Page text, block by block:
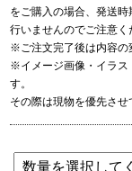
をご購入の場合、発送
行いませんのでご注意く
※ご注文完了後は内容の
※イメージ画像・イラス
す。
その際は現物を優先させ